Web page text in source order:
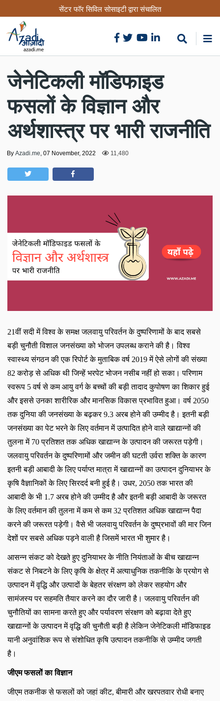
to
content
सेंटर फॉर सिविल सोसाइटी द्वारा संचालित
जेनेटिकली मॉडिफाइड
फसलों के विज्ञान और
अर्थशास्त्र पर भारी राजनीति
By Azadi.me, 07 November, 2022 11,480
21वीं सदी में विश्व के समक्ष जलवायु परिवर्तन के दुष्परिणामों के बाद सबसे
बड़ी चुनौती विशाल जनसंख्या को भोजन उपलब्ध कराने की है। विश्व
स्वास्थ्य संगठन की एक रिपोर्ट के मुताबिक वर्ष 2019 में ऐसे लोगों की संख्या
82 करोड़ से अधिक थी जिन्हें भरपेट भोजन नसीब नहीं हो सका। परिणाम
स्वरूप 5 वर्ष से कम आयु वर्ग के बच्चों की बड़ी तादाद कुपोषण का शिकार हुई
और इससे उनका शारीरिक और मानसिक विकास प्रभावित हुआ। वर्ष 2050
तक दुनिया की जनसंख्या के बढ़कर 9.3 अरब होने की उम्मीद है। इतनी बड़ी
जनसंख्या का पेट भरने के लिए वर्तमान में उत्पादित होने वाले खाद्यान्नों की
तुलना में 70 प्रतिशत तक अधिक खाद्यान्न के उत्पादन की जरूरत पड़ेगी।
जलवायु परिवर्तन के दुष्परिणामों और जमीन की घटती उर्वरा शक्ति के कारण
इतनी बड़ी आबादी के लिए पर्याप्त मात्रा में खाद्यान्नों का उत्पादन दुनियाभर के
कृषि वैज्ञानिकों के लिए सिरदर्द बनी हुई है। उधर, 2050 तक भारत की
आबादी के भी 1.7 अरब होने की उम्मीद है और इतनी बड़ी आबादी के जरूरत
के लिए वर्तमान की तुलना में कम से कम 32 प्रतिशत अधिक खाद्यान्न पैदा
करने की जरूरत पड़ेगी। वैसे भी जलवायु परिवर्तन के दुष्प्रभावों की मार जिन
देशों पर सबसे अधिक पड़ने वाली है जिसमें भारत भी शुमार है।
आसन्न संकट को देखते हुए दुनियाभर के नीति नियंताओं के बीच खाद्यान्न
संकट से निबटने के लिए कृषि के क्षेत्र में अत्याधुनिक तकनीकि के प्रयोग से
उत्पादन में वृद्धि और उत्पादों के बेहतर संरक्षण को लेकर सहयोग और
सामंजस्य पर सहमति तैयार करने का दौर जारी है। जलवायु परिवर्तन की
चुनौतियों का सामना करते हुए और पर्यावरण संरक्षण को बढ़ावा देते हुए
खाद्यान्नों के उत्पादन में वृद्धि की चुनौती बड़ी है लेकिन जेनेटिकली मॉडिफाइड
यानी अनुवांशिक रूप से संशोधित कृषि उत्पादन तकनीकि से उम्मीद जगती
है।
जीएम फसलों का विज्ञान
जीएम तकनीक से फसलों को जहां कीट, बीमारी और खरपतवार रोधी बनाए